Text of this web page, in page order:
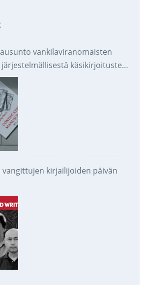
vankilaviranomaisten
käsikirjoitusten
ja tuhoamisesta
vangittujen kirjailijoiden päivän